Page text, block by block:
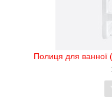
Полиця для ванної